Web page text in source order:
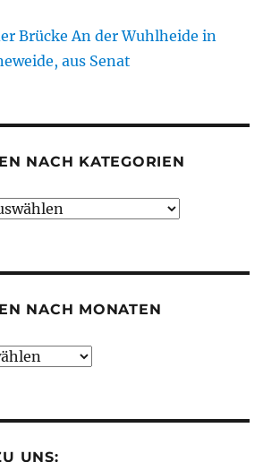
Brücke An der Wuhlheide in
aus Senat
NACH KATEGORIEN
NACH MONATEN
UNS: